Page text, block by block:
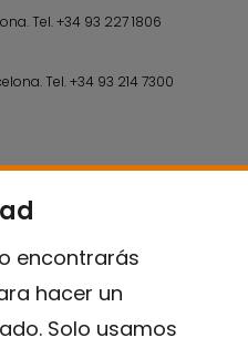
encontrarás
hacer un
Solo usamos
Tel.+34 93 227 1806
Tel.+34 93 214 7300